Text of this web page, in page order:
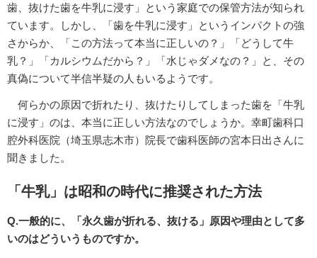
歯、抜けた歯を牛乳に浸す」という家庭での保管方法が知られ
ています。しかし、「歯を牛乳に浸す」というインパクトの強
さからか、「この方法って本当に正しいの？」「どうして牛
乳？」「カルシウムだから？」「水じゃダメなの？」と、その
真偽について半信半疑の人もいるようです。
何らかの原因で折れたり、抜けたりしてしまった歯を「牛乳
に浸す」のは、本当に正しい方法なのでしょうか。幸町歯科口
腔外科医院（埼玉県志木市）院長で歯科医師の宮本日出さんに
聞きました。
「牛乳」は昭和の時代に推奨された方法
Q.一般的に、「永久歯が折れる、抜ける」原因や理由として多
いのはどういうものですか。